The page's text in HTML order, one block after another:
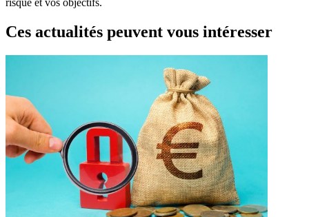
risque et vos objectifs.
Ces actualités peuvent vous intéresser